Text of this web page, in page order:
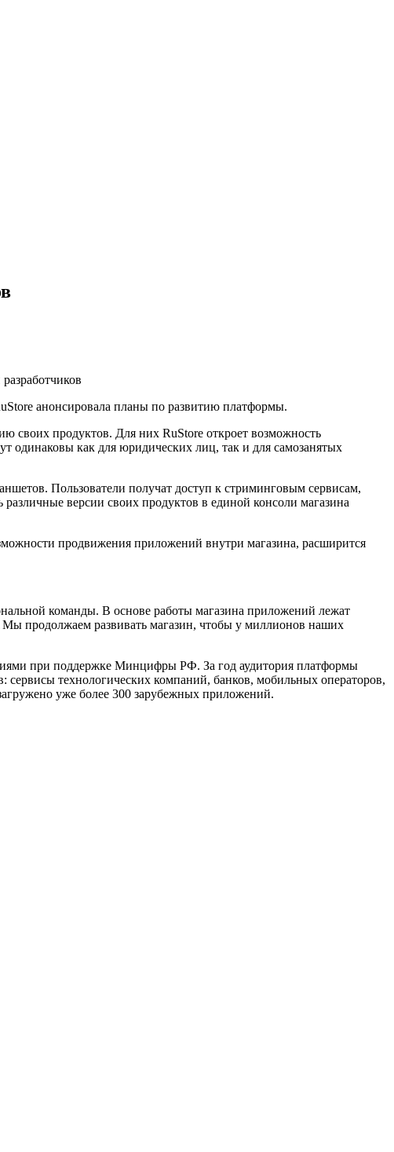
анонсировала планы по развитию платформы.
своих продуктов. Для них RuStore откроет возможность
одинаковы как для юридических лиц, так и для самозанятых
Пользователи получат доступ к стриминговым сервисам,
версии своих продуктов в единой консоли магазина
продвижения приложений внутри магазина, расширится
команды. В основе работы магазина приложений лежат
Мы продолжаем развивать магазин, чтобы у миллионов наших
при поддержке Минцифры РФ. За год аудитория платформы
сервисы технологических компаний, банков, мобильных операторов,
уже более 300 зарубежных приложений.